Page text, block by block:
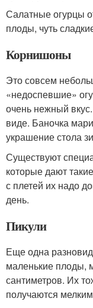
Салатные огурцы
плоды, чуть
Корнишоны
Это совсем
«недоспевшие»
очень нежный
виде. Баночка
украшение стола
Существуют
которые дают
с плетей их надо
день.
Пикули
Еще одна
маленькие плоды,
сантиметров. Их
получаются